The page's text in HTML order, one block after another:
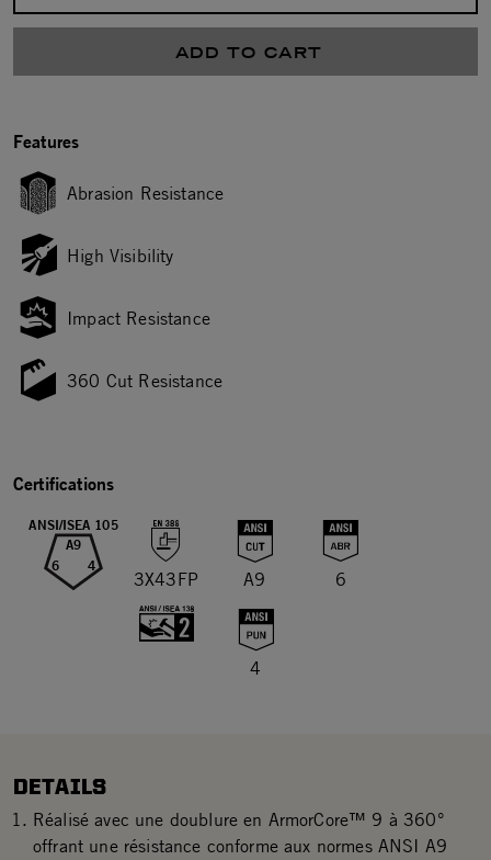
ADD TO CART
Features
Abrasion Resistance
High Visibility
Impact Resistance
360 Cut Resistance
Certifications
ANSI/ISEA 105
A9
6 4
3X43FP A9 6
4
DETAILS
Réalisé avec une doublure en ArmorCore™ 9 à 360°
offrant une résistance conforme aux normes ANSI A9